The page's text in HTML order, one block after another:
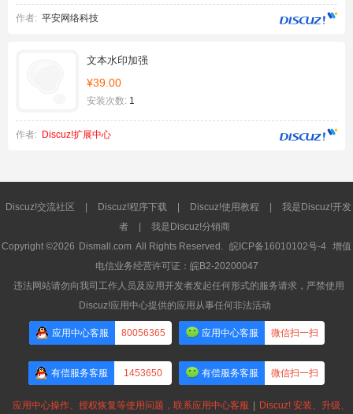
作者: 平安网络科技
文本水印加强
¥39.00
安装次数: 1
作者: Discuz!扩展中心
Discuz!交流社区 Discuz!程序下载 Discuz!使用教程
我是Discuz!开发
者
我是Discuz!分销商
Copyright ©2026 Dismall.com All Rights Reserved. 皖ICP备16010102号-4 增值
电信业务经营许可证：皖B2-20200047
违法网站请勿向我司工作人员及应用开发者发起任何形式的服务请求，严禁使用
Discuz!应用中心提供的应用从事任何非法活动
应用中心客服 80056365 应用中心客服 微信扫一扫
有偿服务客服 1453650 有偿服务客服 微信扫一扫
应用中心操作、授权恢复等使用问题，联系应用中心客服 Discuz! 安装、升级、